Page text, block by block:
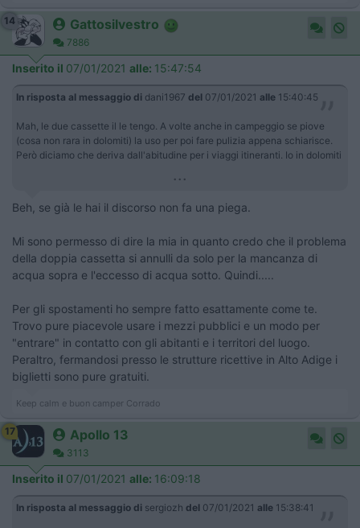
14 Gattosilvestro
7886
Inserito il 07/01/2021 alle: 15:47:54
In risposta al messaggio di dani1967 del 07/01/2021 alle 15:40:45
Mah, le due cassette il le tengo. A volte anche in campeggio se piove
(cosa non rara in dolomiti) la uso per poi fare pulizia appena schiarisce.
Però diciamo che deriva dall'abitudine per i viaggi itineranti. Io in dolomiti
...
Beh, se già le hai il discorso non fa una piega.
Mi sono permesso di dire la mia in quanto credo che il problema
della doppia cassetta si annulli da solo per la mancanza di
acqua sopra e l'eccesso di acqua sotto. Quindi.....
Per gli spostamenti ho sempre fatto esattamente come te.
Trovo pure piacevole usare i mezzi pubblici e un modo per
"entrare" in contatto con gli abitanti e i territori del luogo.
Peraltro, fermandosi presso le strutture ricettive in Alto Adige i
biglietti sono pure gratuiti.
Keep calm e buon camper Corrado
17 Apollo 13
3113
Inserito il 07/01/2021 alle: 16:09:18
In risposta al messaggio di sergiozh del 07/01/2021 alle 15:38:41